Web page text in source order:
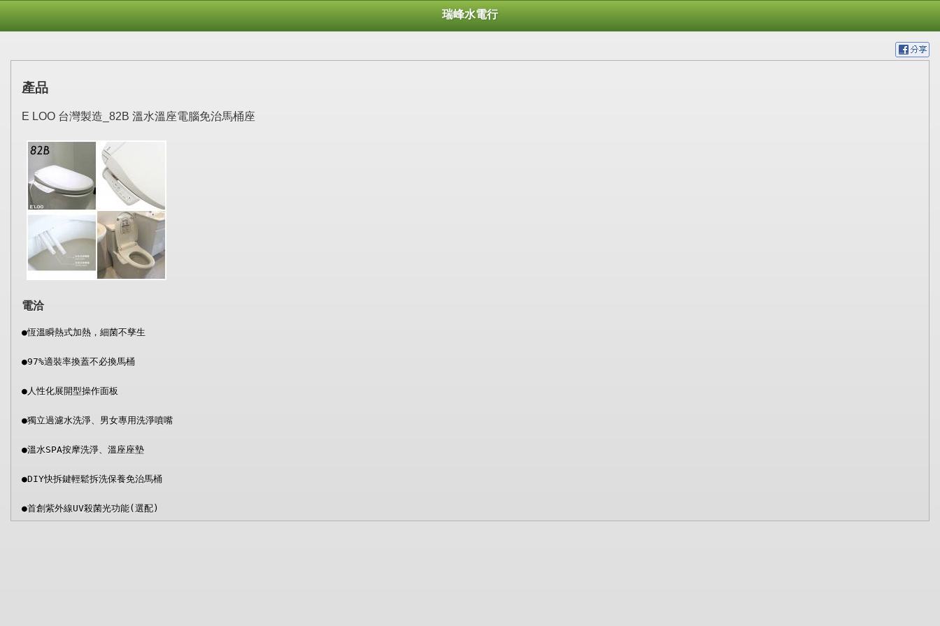
瑞峰水電行
產品
E LOO 台灣製造_82B 溫水溫座電腦免治馬桶座
電洽
●恆溫瞬熱式加熱，細菌不孳生
●97%適裝率換蓋不必換馬桶
●人性化展開型操作面板
●獨立過濾水洗淨、男女專用洗淨噴嘴
●溫水SPA按摩洗淨、溫座座墊
●DIY快拆鍵輕鬆拆洗保養免治馬桶
●首創紫外線UV殺菌光功能(選配)